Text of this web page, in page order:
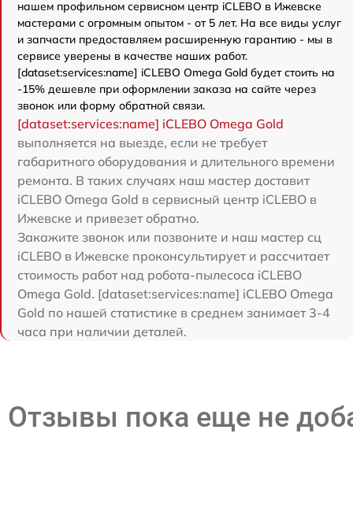
нашем профильном сервисном центр iCLEBO в Ижевске
мастерами с огромным опытом - от 5 лет. На все виды услуг
и запчасти предоставляем расширенную гарантию - мы в
сервисе уверены в качестве наших работ.
[dataset:services:name] iCLEBO Omega Gold будет стоить на
-15% дешевле при оформлении заказа на сайте через
звонок или форму обратной связи.
[dataset:services:name] iCLEBO Omega Gold
выполняется на выезде, если не требует
габаритного оборудования и длительного времени
ремонта. В таких случаях наш мастер доставит
iCLEBO Omega Gold в сервисный центр iCLEBO в
Ижевске и привезет обратно.
Закажите звонок или позвоните и наш мастер сц
iCLEBO в Ижевске проконсультирует и рассчитает
стоимость работ над робота-пылесоса iCLEBO
Omega Gold. [dataset:services:name] iCLEBO Omega
Gold по нашей статистике в среднем занимает 3-4
часа при наличии деталей.
Отзывы пока еще не